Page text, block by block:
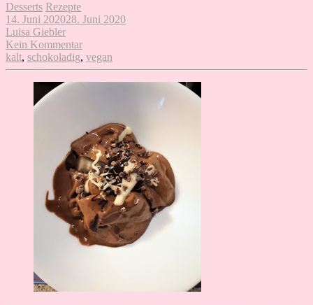
Desserts Rezepte
14. Juni 202028. Juni 2020
Luisa Giebler
Kein Kommentar
kalt, schokoladig, vegan